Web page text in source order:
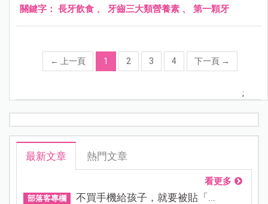
關鍵字： 長牙飲食 、 牙齒三大類營養素 、 第一顆牙
← 上一頁 1 2 3 4 下一頁 →
;
最新文章 熱門文章
看更多
部落客專欄 不買手機給孩子，就要被貼「...